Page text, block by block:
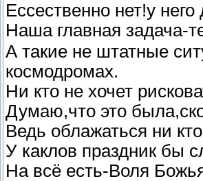
Ессественно нет!у
Наша главная задача-
А такие не штатные
космодромах.
Ни кто не хочет
Думаю,что это
Ведь облажаться ни
У каклов праздник бы
На всё есть-Воля